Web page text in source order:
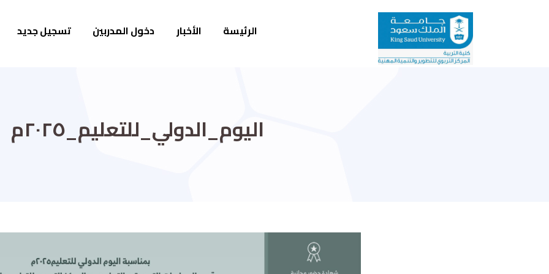
الرئيسة الأخبار دخول المدربين تسجيل جديد
اليوم_الدولي_للتعليم_٢٠٢٥م